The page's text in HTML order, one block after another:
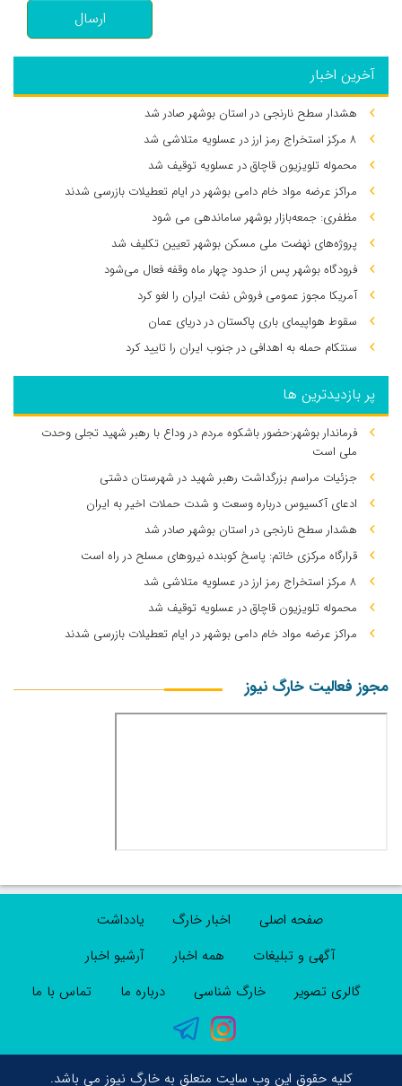
ارسال
آخرین اخبار
هشدار سطح نارنجی در استان بوشهر صادر شد
۸ مرکز استخراج رمز ارز در عسلویه متلاشی شد
محموله تلویزیون قاچاق در عسلویه توقیف شد
مراکز عرضه مواد خام دامی بوشهر در ایام تعطیلات بازرسی شدند
مظفری: جمعه‌بازار بوشهر ساماندهی می‌ شود
پروژه‌های نهضت ملی مسکن بوشهر تعیین تکلیف شد
فرودگاه بوشهر پس از حدود چهار ماه وقفه فعال می‌شود
آمریکا مجوز عمومی فروش نفت ایران را لغو کرد
سقوط هواپیمای باری پاکستان در دریای عمان
سنتکام حمله به اهدافی در جنوب ایران را تایید کرد
پر بازدیدترین ها
فرماندار بوشهر:حضور باشکوه مردم در وداع با رهبر شهید تجلی وحدت
ملی است
جزئیات مراسم بزرگداشت رهبر شهید در شهرستان دشتی
ادعای آکسیوس درباره وسعت و شدت حملات اخیر به ایران
هشدار سطح نارنجی در استان بوشهر صادر شد
قرارگاه مرکزی خاتم: پاسخ کوبنده نیروهای مسلح در راه است
۸ مرکز استخراج رمز ارز در عسلویه متلاشی شد
محموله تلویزیون قاچاق در عسلویه توقیف شد
مراکز عرضه مواد خام دامی بوشهر در ایام تعطیلات بازرسی شدند
مجوز فعالیت خارگ نیوز
صفحه اصلی اخبار خارگ
یادداشت
آگهی و تبلیغات
همه اخبار
آرشیو اخبار
گالری تصویر
خارگ شناسی درباره ما تماس با ما
کلیه حقوق این وب سایت متعلق به خارگ نیوز می باشد.